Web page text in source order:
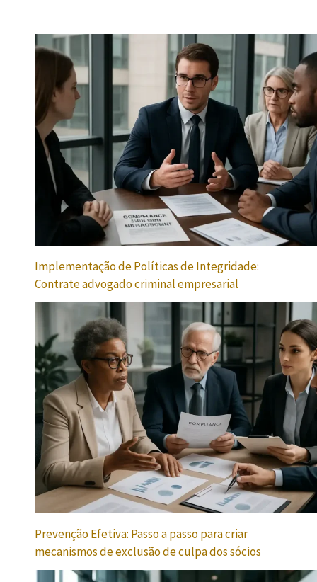
Implementação de Políticas de Integridade:
Contrate advogado criminal empresarial
Prevenção Efetiva: Passo a passo para criar
mecanismos de exclusão de culpa dos sócios